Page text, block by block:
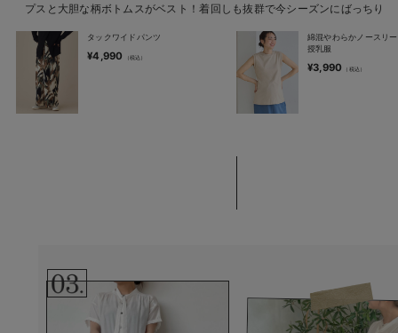
プスと大胆な柄ボトムスがベスト！着回しも抜群で今シーズンにばっちり
タックワイドパンツ
¥4,990
綿混やわらかノースリ
授乳服
¥3,990